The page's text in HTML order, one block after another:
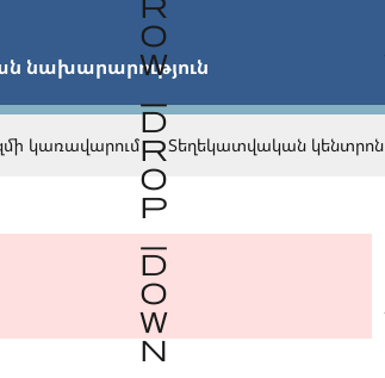
նախարարություն
կառավարում Տեղեկատվական կենտրոն